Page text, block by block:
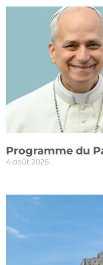
Programme du
4 août 2026